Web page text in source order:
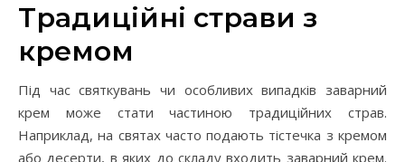
Традиційні страви з
кремом
Під час святкувань чи особливих випадків заварний
крем може стати частиною традиційних страв.
Наприклад, на святах часто подають тістечка з кремом
або десерти, в яких до складу входить заварний крем.